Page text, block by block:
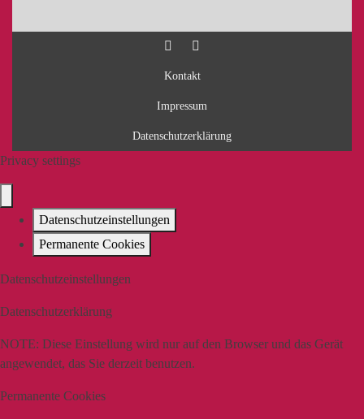
Kontakt
Impressum
Datenschutzerklärung
Privacy settings
Datenschutzeinstellungen
Permanente Cookies
Datenschutzeinstellungen
Datenschutzerklärung
NOTE: Diese Einstellung wird nur auf den Browser und das Gerät
angewendet, das Sie derzeit benutzen.
Permanente Cookies